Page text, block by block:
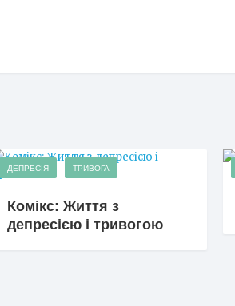
ДЕПРЕСІЯ ТРИВОГА
Комікс: Життя з
депресією і тривогою